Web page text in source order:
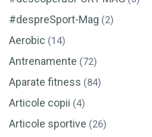
#despreSport-Mag (2)
Aerobic (14)
Antrenamente (72)
Aparate fitness (84)
Articole copii (4)
Articole sportive (26)